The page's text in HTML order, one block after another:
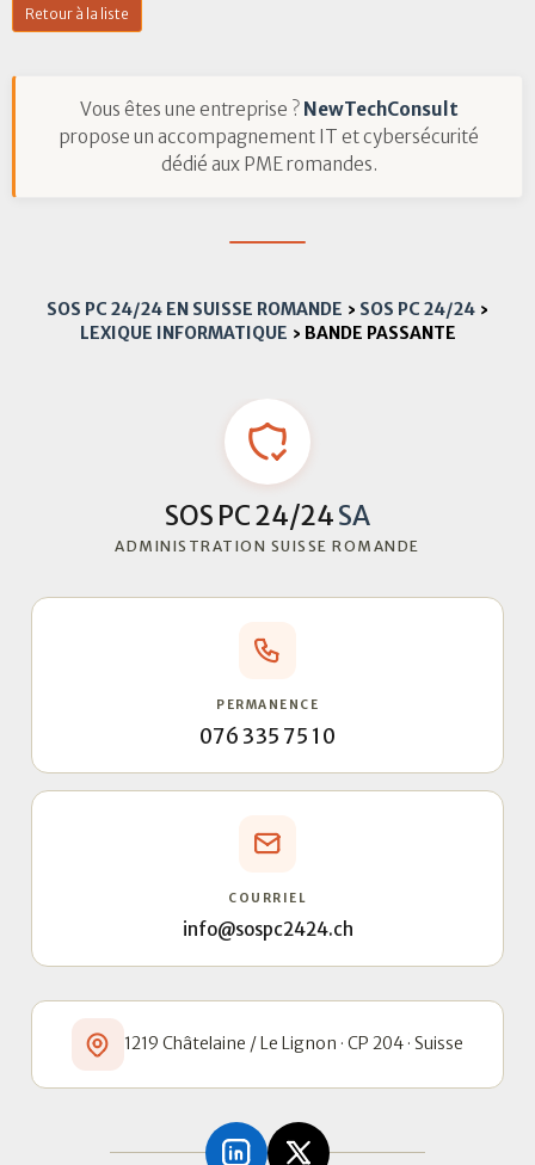
Retour à la liste
Vous êtes une entreprise ? NewTechConsult
propose un accompagnement IT et cybersécurité
dédié aux PME romandes.
SOS PC 24/24 EN SUISSE ROMANDE › SOS PC 24/24 ›
LEXIQUE INFORMATIQUE › BANDE PASSANTE
SOS PC 24/24SA
ADMINISTRATION SUISSE ROMANDE
PERMANENCE
076 335 75 10
COURRIEL
info@sospc2424.ch
1219 Châtelaine / Le Lignon · CP 204 · Suisse